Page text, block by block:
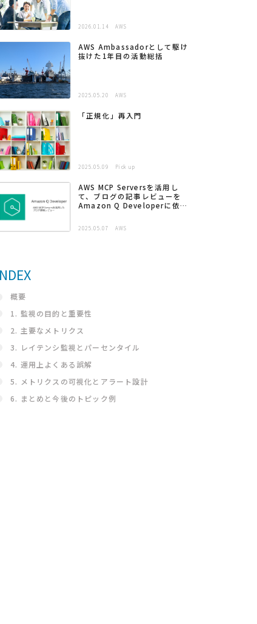
2026.01.14 AWS
AWS Ambassadorとして駆け
抜けた1年目の活動総括
2025.05.20 AWS
「正規化」再入門
2025.05.09 Pick up
AWS MCP Serversを活用し
て、ブログの記事レビューを
Amazon Q Developerに依頼
2025.05.07 AWS
概要
1. 監視の目的と重要性
2. 主要なメトリクス
3. レイテンシ監視とパーセンタイル
4. 運用上よくある誤解
5. メトリクスの可視化とアラート設計
6. まとめと今後のトピック例